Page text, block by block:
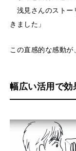
浅見さんのストー
きました」
この直感的な感動が
幅広い活用で効